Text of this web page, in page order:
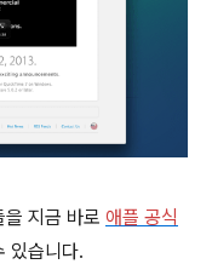
지금 바로 애플 공식
있습니다.